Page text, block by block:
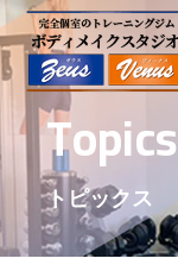
Topics
トピックス